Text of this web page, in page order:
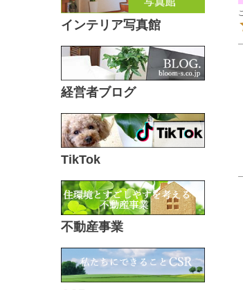
インテリア写真館
経営者ブログ
TikTok
不動産事業